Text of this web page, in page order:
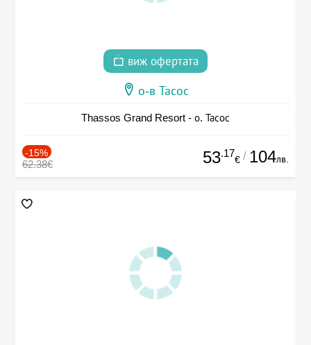
виж офертата
о-в Тасос
Thassos Grand Resort - о. Тасос
-15%
62.38€ 53.17
€ / 104лв.